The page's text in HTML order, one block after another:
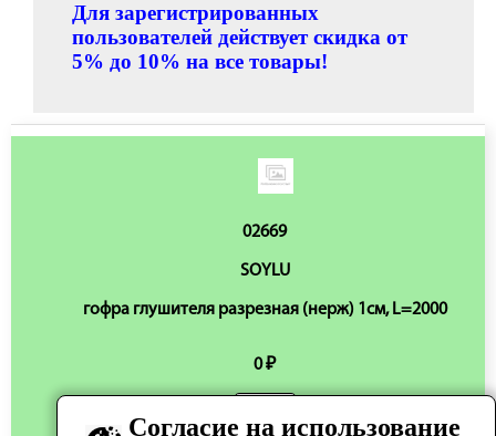
Для зарегистрированных
пользователей действует скидка от
5% до 10% на все товары!
02669
SOYLU
гофра глушителя разрезная (нерж) 1см, L=2000
0 ₽
Нет в наличии
Согласие на использование